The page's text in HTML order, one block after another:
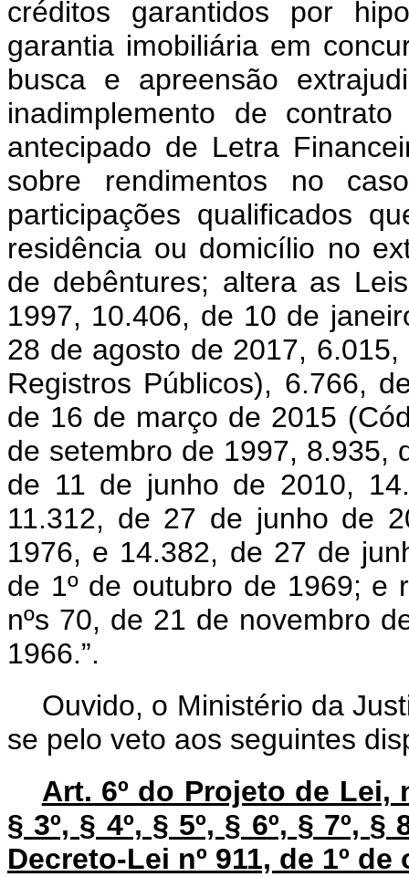
créditos garantidos por
garantia imobiliária em
busca e apreensão
inadimplemento de
antecipado de Letra
sobre rendimentos no
participações qualificados
residência ou domicílio no
de debêntures; altera as
1997, 10.406, de 10 de
28 de agosto de 2017,
Registros Públicos), 6.766,
de 16 de março de 2015
de setembro de 1997, 8.935,
de 11 de junho de 2010,
11.312, de 27 de junho de
1976, e 14.382, de 27 de
de 1º de outubro de 1969; e
nºs 70, de 21 de novembro
1966.”.
Ouvido, o Ministério da
se pelo veto aos seguintes
Art. 6º do Projeto de Lei,
§ 3º, § 4º, § 5º, § 6º, § 7º,
Decreto-Lei nº 911, de 1º